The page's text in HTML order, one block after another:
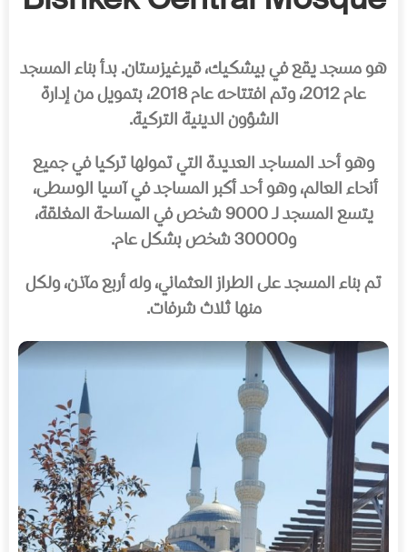
هو مسجد يقع في بيشكيك، قيرغيزستان. بدأ بناء المسجد
عام 2012، وتم افتتاحه عام 2018، بتمويل من إدارة
الشؤون الدينية التركية.
وهو أحد المساجد العديدة التي تمولها تركيا في جميع
أنحاء العالم، وهو أحد أكبر المساجد في آسيا الوسطى،
يتسع المسجد لـ 9000 شخص في المساحة المغلقة،
و30000 شخص بشكل عام.
تم بناء المسجد على الطراز العثماني، وله أربع مآذن، ولكل
منها ثلاث شرفات.